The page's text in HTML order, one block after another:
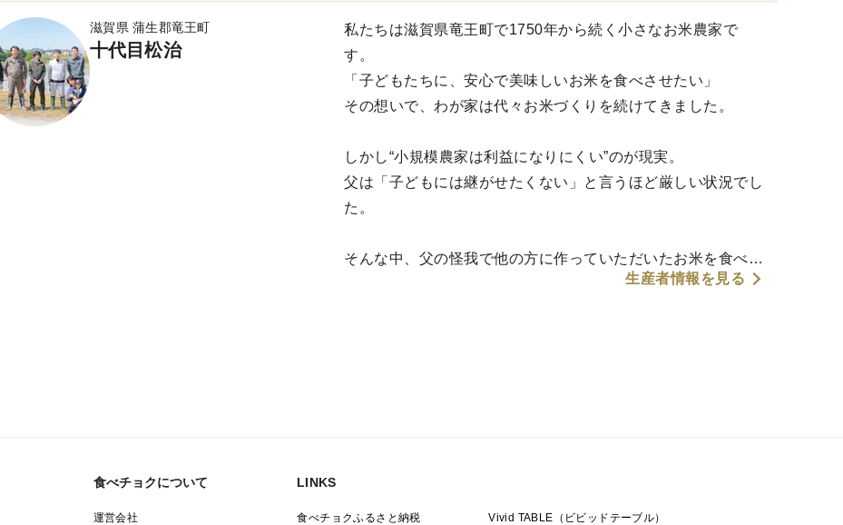
滋賀県 蒲生郡竜王町
十代目松治
私たちは滋賀県竜王町で1750年から続く小さなお米農家で
す。
「子どもたちに、安心で美味しいお米を食べさせたい」
その想いで、わが家は代々お米づくりを続けてきました。
しかし“小規模農家は利益になりにくい”のが現実。
父は「子どもには継がせたくない」と言うほど厳しい状況でし
た。
そんな中、父の怪我で他の方に作っていただいたお米を食べた
生産者情報を見る
食べチョクについて
運営会社
LINKS
食べチョクふるさと納税 Vivid TABLE（ビビッドテーブル）